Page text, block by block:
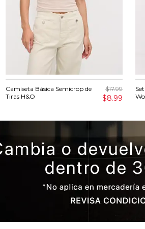
Camiseta Básica Semicrop de
Tiras H&O
$17.99
$8.99